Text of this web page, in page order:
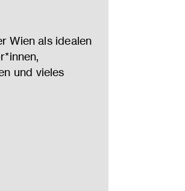
Wien als idealen
und vieles